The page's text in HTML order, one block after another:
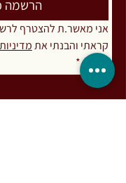
הרשמה
אני מאשר.ת להצטרף
קראתי והבנתי את
האתר*